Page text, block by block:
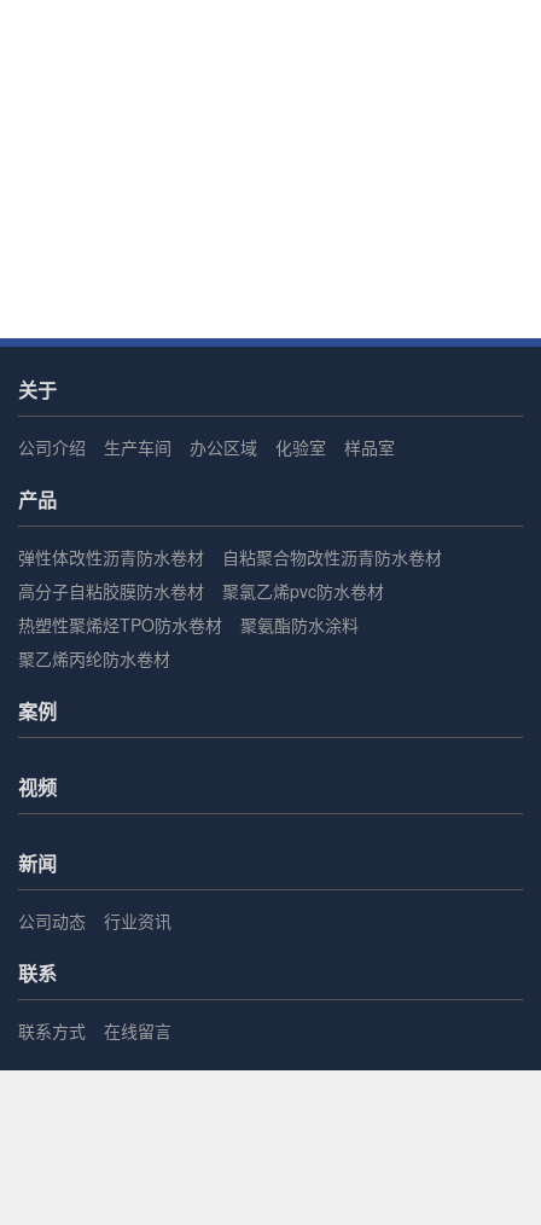
关于
公司介绍 生产车间 办公区域 化验室 样品室
产品
弹性体改性沥青防水卷材
自粘聚合物改性沥青防水卷材
高分子自粘胶膜防水卷材
聚氯乙烯pvc防水卷材
热塑性聚烯烃TPO防水卷材
聚氨酯防水涂料
聚乙烯丙纶防水卷材
案例
视频
新闻
公司动态 行业资讯
联系
联系方式 在线留言